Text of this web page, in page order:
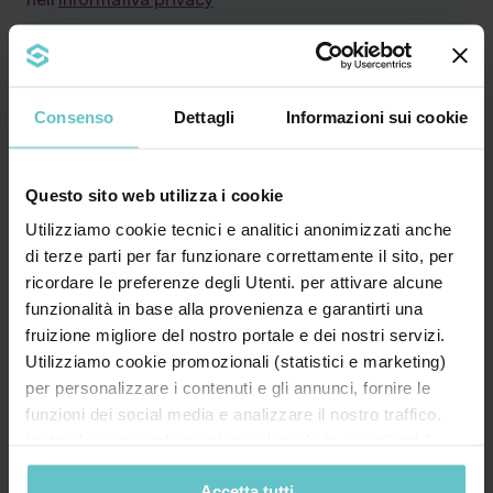
Consenso Dettagli Informazioni sui cookie
Questo sito web utilizza i cookie
Utilizziamo cookie tecnici e analitici anonimizzati anche
di terze parti per far funzionare correttamente il sito, per
ricordare le preferenze degli Utenti. per attivare alcune
funzionalità in base alla provenienza e garantirti una
fruizione migliore del nostro portale e dei nostri servizi.
Utilizziamo cookie promozionali (statistici e marketing)
per personalizzare i contenuti e gli annunci, fornire le
funzioni dei social media e analizzare il nostro traffico.
nostro sito ai nostri partner che si occupano di analisi dei
Leggi le ultime news
News